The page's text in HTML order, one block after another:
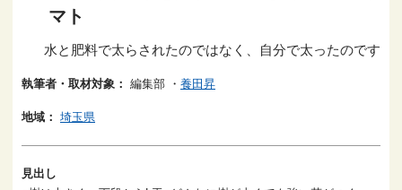
マト
水と肥料で太らされたのではなく、自分で太ったのです
執筆者・取材対象： 編集部 ・ 養田昇
地域： 埼玉県
見出し